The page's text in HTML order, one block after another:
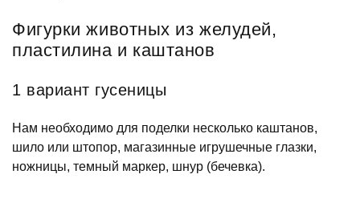
Фигурки животных из желудей,
пластилина и каштанов
1 вариант гусеницы
Нам необходимо для поделки несколько каштанов,
шило или штопор, магазинные игрушечные глазки,
ножницы, темный маркер, шнур (бечевка).